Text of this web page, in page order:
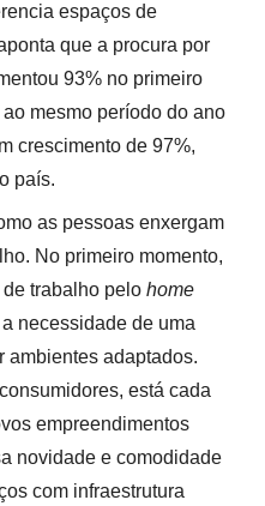
espaços de
que a procura por
93% no primeiro
mesmo período do ano
crescimento de 97%,
país.
as pessoas enxergam
No primeiro momento,
trabalho pelo home
necessidade de uma
ambientes adaptados.
está cada
empreendimentos
novidade e comodidade
com infraestrutura